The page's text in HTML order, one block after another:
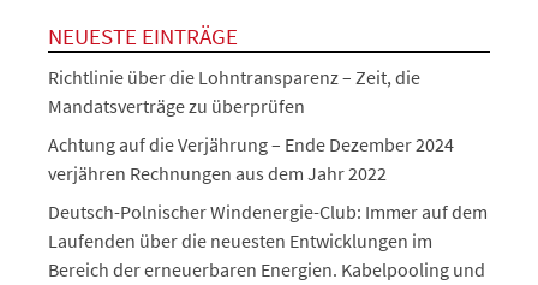
NEUESTE EINTRÄGE
Richtlinie über die Lohntransparenz – Zeit, die
Mandatsverträge zu überprüfen
Achtung auf die Verjährung – Ende Dezember 2024
verjähren Rechnungen aus dem Jahr 2022
Deutsch-Polnischer Windenergie-Club: Immer auf dem
Laufenden über die neuesten Entwicklungen im
Bereich der erneuerbaren Energien. Kabelpooling und